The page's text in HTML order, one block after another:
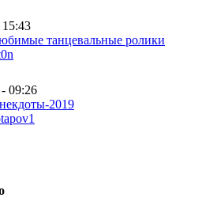
танцевальные ролики
09:26
2019